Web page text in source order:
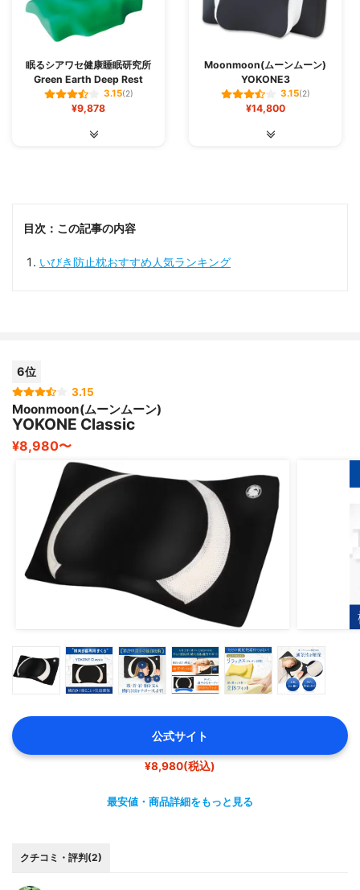
眠るシアワセ健康睡眠研究所
Green Earth Deep Rest
3.15(2)
¥9,878
Moonmoon(ムーンムーン)
YOKONE3
3.15(2)
¥14,800
目次：この記事の内容
いびき防止枕おすすめ人気ランキング
6位
3.15
Moonmoon(ムーンムーン)
YOKONE Classic
¥8,980〜
公式サイト
¥8,980(税込)
最安値・商品詳細をもっと見る
クチコミ・評判(2)